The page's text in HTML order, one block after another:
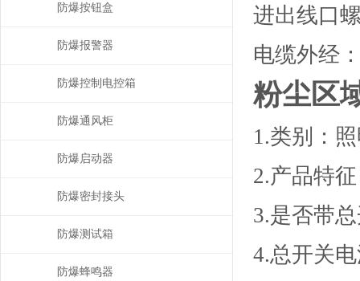
进出线口
电缆外经
粉尘区
1.类别：
2.产品特
3.是否带
4.总开关
防爆按钮盒
防爆报警器
防爆控制电控箱
防爆通风柜
防爆启动器
防爆密封接头
防爆测试箱
防爆蜂鸣器